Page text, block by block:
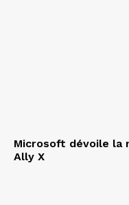
Microsoft dévoile la
Ally X